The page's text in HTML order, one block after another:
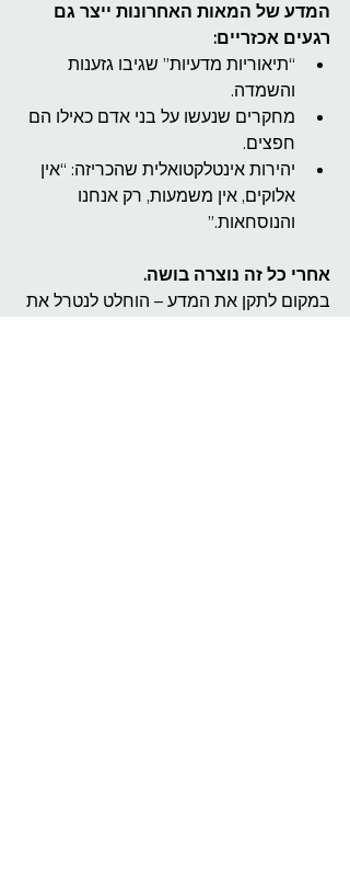
המדע של המאות האחרונות ייצר גם
רגעים אכזריים:
“תיאוריות מדעיות” שגיבו גזענות
והשמדה.
מחקרים שנעשו על בני אדם כאילו הם
חפצים.
יהירות אינטלקטואלית שהכריזה: “אין
אלוקים, אין משמעות, רק אנחנו
והנוסחאות.”
אחרי כל זה נוצרה בושה.
במקום לתקן את המדע – הוחלט לנטרל את